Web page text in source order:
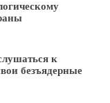
к
безъядерные